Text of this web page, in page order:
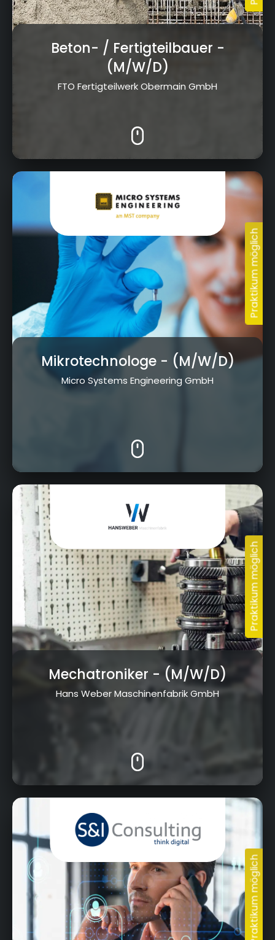
Beton- / Fertigteilbauer -
(M/W/D)
FTO Fertigteilwerk Obermain GmbH
Schlegelweg 17, 95180 Berg/Ofr.
Mikrotechnologe- (M/W/D)
Micro Systems Engineering GmbH
Bamberger Straße 20, 96317 Kronach
Mechatroniker - (M/W/D)
Hans Weber Maschinenfabrik GmbH
Kressenstein 26, 95326 Kulmbach